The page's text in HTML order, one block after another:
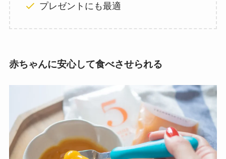
プレゼントにも最適
赤ちゃんに安心して食べさせられる